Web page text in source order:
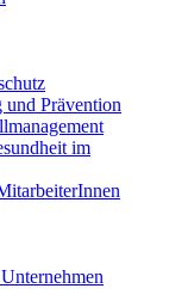
und Prävention
im